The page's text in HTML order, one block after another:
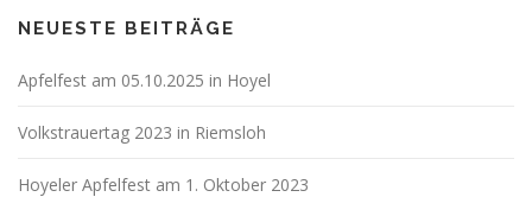
NEUESTE BEITRÄGE
Apfelfest am 05.10.2025 in Hoyel
Volkstrauertag 2023 in Riemsloh
Hoyeler Apfelfest am 1. Oktober 2023